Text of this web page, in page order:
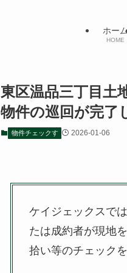
ホー
HOME
東区温品三丁目
物件の巡回が完了
物件チェックす 2026-01-06
ケイジェックスで
たは成約者が現地
拾い等のチェック